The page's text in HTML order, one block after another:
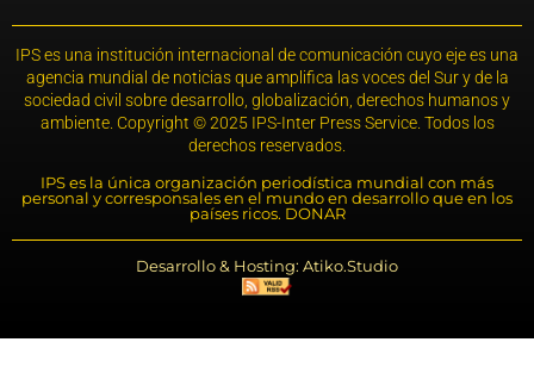
IPS es una institución internacional de comunicación cuyo eje es una
agencia mundial de noticias que amplifica las voces del Sur y de la
sociedad civil sobre desarrollo, globalización, derechos humanos y
ambiente. Copyright © 2025 IPS-Inter Press Service. Todos los
derechos reservados.
IPS es la única organización periodística mundial con más
personal y corresponsales en el mundo en desarrollo que en los
países ricos. DONAR
Desarrollo & Hosting: Atiko.Studio